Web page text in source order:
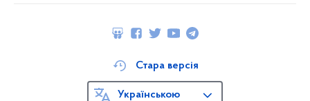
Стара версія
Українською